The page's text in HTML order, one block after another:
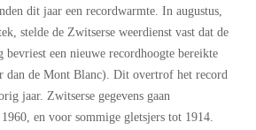
dit jaar een recordwarmte. In augustus,
stelde de Zwitserse weerdienst vast dat de
bevriest een nieuwe recordhoogte bereikte
dan de Mont Blanc). Dit overtrof het record
jaar. Zwitserse gegevens gaan
en voor sommige gletsjers tot 1914.